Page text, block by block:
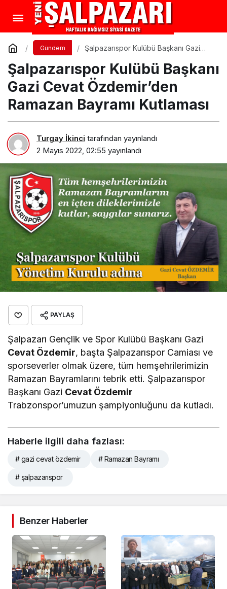
Gündem
Şalpazarıspor Kulübü Başkanı Gazi
Kutlaması
Şalpazarıspor Kulübü Başkanı
Gazi Cevat Özdemir’den
Ramazan Bayramı Kutlaması
Turgay İkinci tarafından yayınlandı
2 Mayıs 2022, 02:55 yayınlandı
PAYLAŞ
Şalpazarı Gençlik ve Spor Kulübü Başkanı Gazi
Cevat Özdemir, başta Şalpazarıspor Camiası ve
sporseverler olmak üzere, tüm hemşehrilerimizin
Ramazan Bayramlarını tebrik etti. Şalpazarıspor
Başkanı Gazi Cevat Özdemir
Trabzonspor’umuzun şampiyonluğunu da kutladı.
Haberle ilgili daha fazlası:
# gazi cevat özdemir # Ramazan Bayramı
# şalpazarıspor
Benzer Haberler